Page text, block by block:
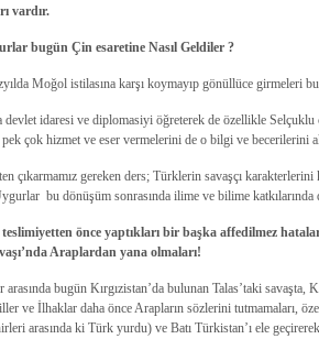
vardır.
bugün Çin esaretine Nasıl Geldiler ?
Moğol istilasına karşı koymayıp gönüllüce girmeleri
idaresi ve diplomasiyi öğreterek de özellikle Selçuklu
çok hizmet ve eser vermelerini de o bilgi ve becerilerini
çıkarmamız gereken ders; Türklerin savaşçı karakterlerini
bu dönüşüm sonrasında ilime ve bilime katkılarında
önce yaptıkları bir başka affedilmez
Araplardan yana olmaları!
bugün Kırgızistan’da bulunan Talas’taki savaşta,
ve İlhaklar daha önce Arapların sözlerini tutmamaları,
arasında ki Türk yurdu) ve Batı Türkistan’ı ele